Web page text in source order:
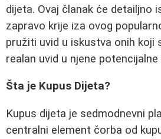
dijeta. Ovaj članak će detailjno
zapravo krije iza ovog
pružiti uvid u iskustva onih koji
realan uvid u njene
Šta je Kupus Dijeta?
Kupus dijeta je sedmodnevni
centralni element čorba od